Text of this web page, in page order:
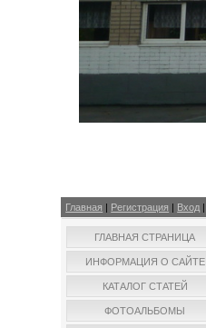
Главная | Регистрация | Вход |
ГЛАВНАЯ СТРАНИЦА
ИНФОРМАЦИЯ О САЙТЕ
КАТАЛОГ СТАТЕЙ
ФОТОАЛЬБОМЫ